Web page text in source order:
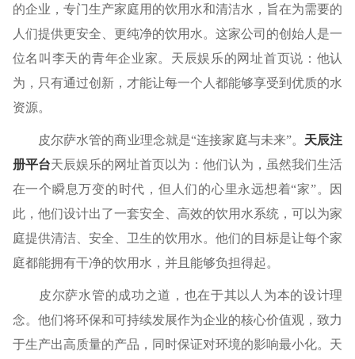
的企业，专门生产家庭用的饮用水和清洁水，旨在为需要的
人们提供更安全、更纯净的饮用水。这家公司的创始人是一
位名叫李天的青年企业家。天辰娱乐的网址首页说：他认
为，只有通过创新，才能让每一个人都能够享受到优质的水
资源。
皮尔萨水管的商业理念就是“连接家庭与未来”。 天辰注
册平台天辰娱乐的网址首页以为：他们认为，虽然我们生活
在一个瞬息万变的时代，但人们的心里永远想着“家”。因
此，他们设计出了一套安全、高效的饮用水系统，可以为家
庭提供清洁、安全、卫生的饮用水。他们的目标是让每个家
庭都能拥有干净的饮用水，并且能够负担得起。
皮尔萨水管的成功之道，也在于其以人为本的设计理
念。他们将环保和可持续发展作为企业的核心价值观，致力
于生产出高质量的产品，同时保证对环境的影响最小化。天